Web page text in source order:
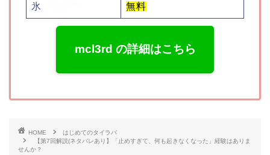
氷 無料
mcl3rd の詳細はこちら
HOME
はじめてのタイラバ
【第7回解説(ネタバレあり】「止めすぎて、何も起きなくなった」経験はありま
せんか？